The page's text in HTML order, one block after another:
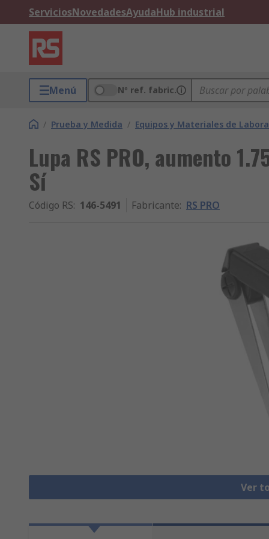
ServiciosNovedadesAyudaHub industrial
Menú Nº ref. fabric.
/ Prueba y Medida / Equipos y Materiales de
Lupa RS PRO, aumento
Sí
Código RS: 146-5491 Fabricante: RS PRO
Ver